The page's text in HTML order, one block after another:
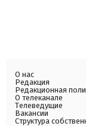
О нас
Редакция
Редакционная
О телеканале
Телеведущие
Вакансии
Структура